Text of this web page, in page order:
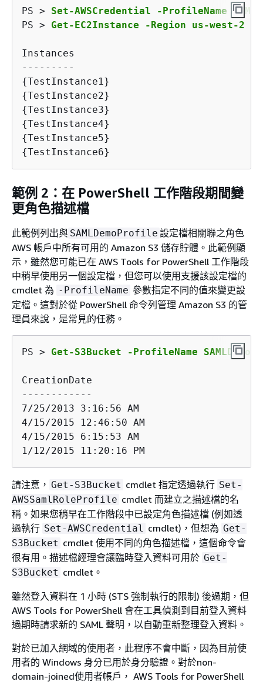
PS > Set-AWSCredential -ProfileName
PS > Get-EC2Instance -Region us-west-2 |
Instances
{
{
{
{
{
{
範例 2：在 PowerShell 工作階段期間變
更角色描述檔
此範例列出與 SAMLDemoProfile 設定檔相關聯之角色
AWS 帳戶中所有可用的 Amazon S3 儲存貯體。此範例顯
示，雖然您可能已在 AWS Tools for PowerShell 工作階段
中稍早使用另一個設定檔，但您可以使用支援該設定檔的
cmdlet 為 -ProfileName 參數指定不同的值來變更設
定檔。這對於從 PowerShell 命令列管理 Amazon S3 的管
理員來說，是常見的任務。
PS > Get-S3Bucket -ProfileName
CreationDate
------------
7/25/2013
4/15/2015
4/15/2015
1/12/2015
請注意， Get-S3Bucket cmdlet 指定透過執行 Set-
AWSSamlRoleProfile cmdlet 而建立之描述檔的名
稱。如果您稍早在工作階段中已設定角色描述檔 (例如透
過執行 Set-AWSCredential cmdlet)，但想為 Get-
S3Bucket cmdlet 使用不同的角色描述檔，這個命令會
很有用。描述檔經理會讓臨時登入資料可用於 Get-
S3Bucket cmdlet。
雖然登入資料在 1 小時 (STS 強制執行的限制) 後過期，但
AWS Tools for PowerShell 會在工具偵測到目前登入資料
過期時請求新的 SAML 聲明，以自動重新整理登入資料。
對於已加入網域的使用者，此程序不會中斷，因為目前使
用者的 Windows 身分已用於身分驗證。對於non-
domain-joined使用者帳戶， AWS Tools for PowerShell